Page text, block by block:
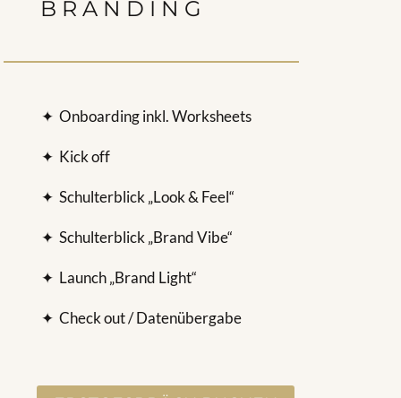
BRANDING
✦ Onboarding inkl. Worksheets
✦ Kick off
✦ Schulterblick „Look & Feel“
✦ Schulterblick „Brand Vibe“
✦ Launch „Brand Light“
✦ Check out / Datenübergabe